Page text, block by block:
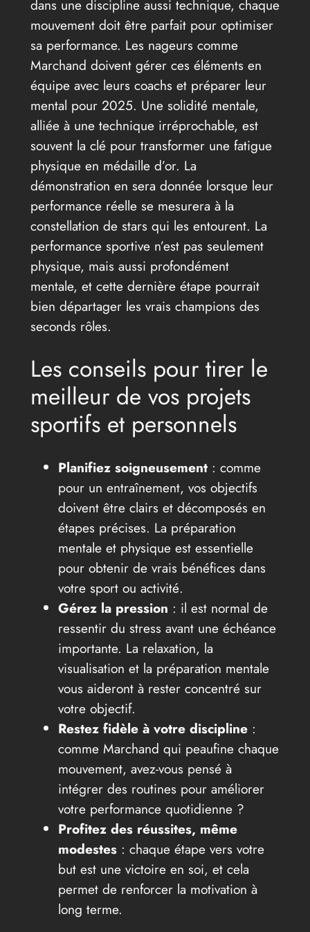
dans une discipline aussi technique, chaque
mouvement doit être parfait pour optimiser
sa performance. Les nageurs comme
Marchand doivent gérer ces éléments en
équipe avec leurs coachs et préparer leur
mental pour 2025. Une solidité mentale,
alliée à une technique irréprochable, est
souvent la clé pour transformer une fatigue
physique en médaille d’or. La
démonstration en sera donnée lorsque leur
performance réelle se mesurera à la
constellation de stars qui les entourent. La
performance sportive n’est pas seulement
physique, mais aussi profondément
mentale, et cette dernière étape pourrait
bien départager les vrais champions des
seconds rôles.
Les conseils pour tirer le
meilleur de vos projets
sportifs et personnels
Planifiez soigneusement: comme
pour un entraînement, vos objectifs
doivent être clairs et décomposés en
étapes précises. La préparation
mentale et physique est essentielle
pour obtenir de vrais bénéfices dans
votre sport ou activité.
Gérez la pression : il est normal de
ressentir du stress avant une échéance
importante. La relaxation, la
visualisation et la préparation mentale
vous aideront à rester concentré sur
votre objectif.
Restez fidèle à votre discipline:
comme Marchand qui peaufine chaque
mouvement, avez-vous pensé à
intégrer des routines pour améliorer
votre performance quotidienne ?
Profitez des réussites, même
modestes: chaque étape vers votre
but est une victoire en soi, et cela
permet de renforcer la motivation à
long terme.